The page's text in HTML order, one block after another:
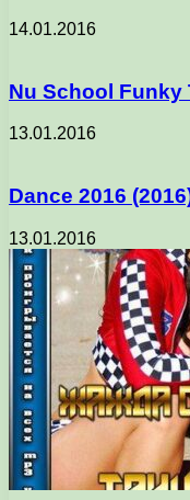
14.01.2016
Nu School Funky
13.01.2016
Dance 2016
13.01.2016